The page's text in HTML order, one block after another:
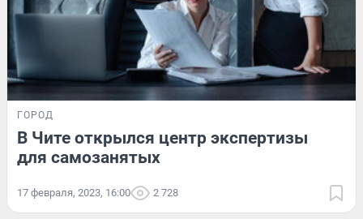
ГОРОД
В Чите открылся центр экспертизы
для самозанятых
17 февраля, 2023, 16:00 2 728